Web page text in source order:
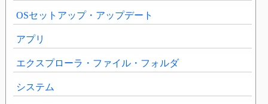
OSセットアップ・アップデート
アプリ
エクスプローラ・ファイル・フォルダ
システム